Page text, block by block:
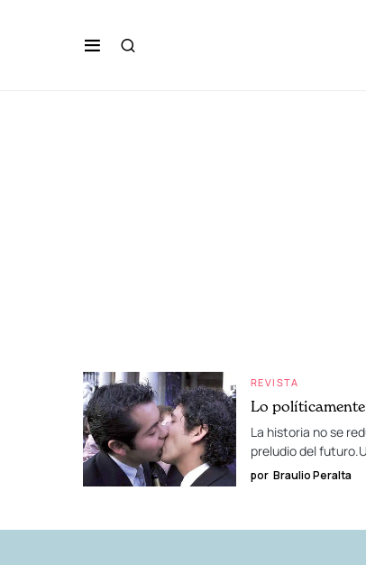
REVISTA
Lo
La historia no se
preludio del
por Braulio Peralta